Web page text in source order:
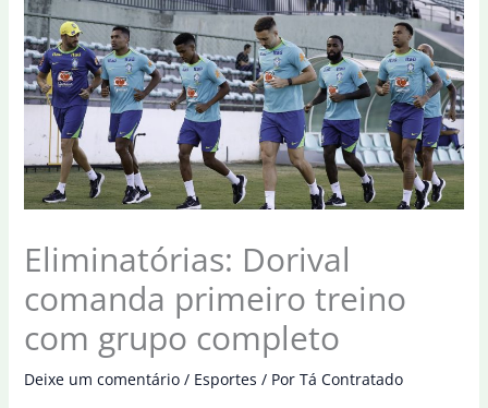
Eliminatórias: Dorival
comanda primeiro treino
com grupo completo
Deixe um comentário / Esportes / Por Tá Contratado